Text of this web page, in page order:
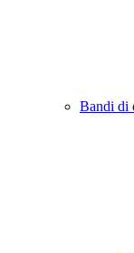
Bandi di